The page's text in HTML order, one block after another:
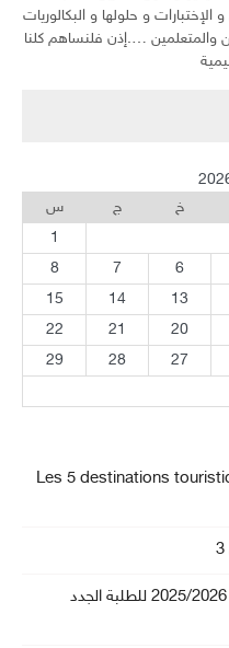
و حلولها و البكالوريات
والمتعلمين ….إذن فلنساهم كلنا
خ ج
س
1
6
7
8
13
14
15
20
21
22
27
28
29
Les 5 destinations
كل ما يخص التسجيلات الجامعية 2025/2026 للطلبة الجدد